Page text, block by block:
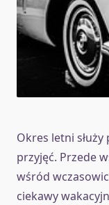
Okres letni
przyjęć. Przede
wśród
ciekawy